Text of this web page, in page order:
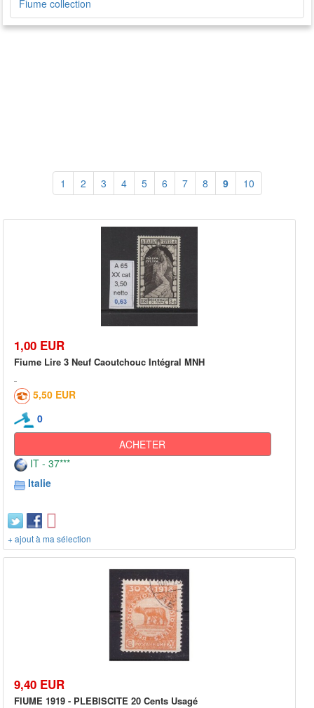
Fiume collection
1 2 3 4 5 6 7 8 9 10
1,00 EUR
Fiume Lire 3 Neuf Caoutchouc Intégral MNH
5,50 EUR
0
ACHETER
IT - 37***
Italie
+ ajout à ma sélection
9,40 EUR
FIUME 1919 - PLEBISCITE 20 Cents Usagé